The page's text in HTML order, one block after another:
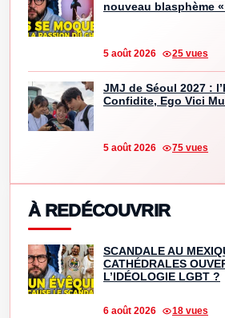
nouveau blasphème
5 août 2026 25 vues
JMJ de Séoul 2027 :
Confidite, Ego Vici
5 août 2026 75 vues
À REDÉCOUVRIR
SCANDALE AU
CATHÉDRALES
L’IDÉOLOGIE LGBT ?
6 août 2026 18 vues